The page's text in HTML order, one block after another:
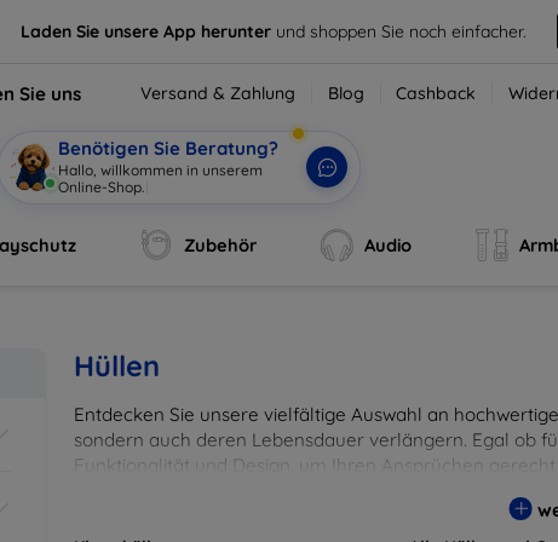
Laden Sie unsere App herunter und shoppen Sie noch einfacher.
Sie uns Versand & Zahlung Blog Cashback
Benötigen Sie Beratung?
Hallo, willkommen in unserem
Online-Shop.
Zubehör Audio
Hüllen
Entdecken Sie unsere vielfältige Auswahl an
sondern auch deren Lebensdauer verlängern. Egal ob
Funktionalität und Design, um Ihren Ansprüchen